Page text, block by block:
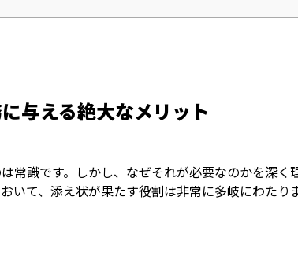
与える絶大なメリット
常識です。しかし、なぜそれが必要なのかを深く
て、添え状が果たす役割は非常に多岐にわたりま